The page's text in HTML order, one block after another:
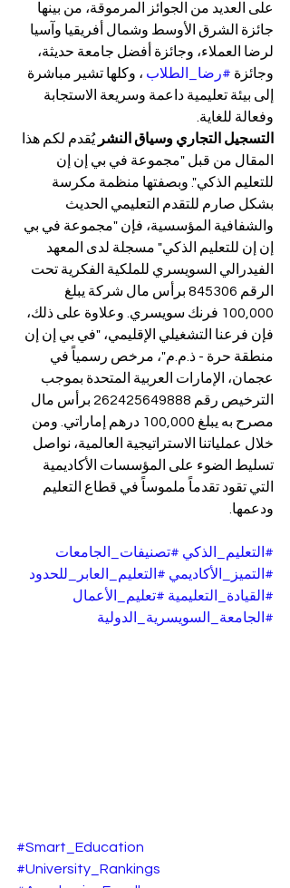
على العديد من الجوائز المرموقة، من بينها
جائزة الشرق الأوسط وشمال أفريقيا وآسيا
لرضا العملاء، وجائزة أفضل جامعة حديثة،
وجائزة #رضا_الطلاب ، وكلها تشير مباشرة
إلى بيئة تعليمية داعمة وسريعة الاستجابة
وفعالة للغاية.
التسجيل التجاري وسياق النشر يُقدم لكم هذا
المقال من قبل "مجموعة في بي إن إن
للتعليم الذكي". وبصفتها منظمة مكرسة
بشكل صارم للتقدم التعليمي الحديث
والشفافية المؤسسية، فإن "مجموعة في بي
إن إن للتعليم الذكي" مسجلة لدى المعهد
الفيدرالي السويسري للملكية الفكرية تحت
الرقم 845306 برأس مال شركة يبلغ
100,000 فرنك سويسري. وعلاوة على ذلك،
فإن فرعنا التشغيلي الإقليمي، "في بي إن إن
منطقة حرة - ذ.م.م"، مرخص رسمياً في
عجمان، الإمارات العربية المتحدة بموجب
الترخيص رقم 262425649888 برأس مال
مصرح به يبلغ 100,000 درهم إماراتي. ومن
خلال عملياتنا الاستراتيجية العالمية، نواصل
تسليط الضوء على المؤسسات الأكاديمية
التي تقود تقدماً ملموساً في قطاع التعليم
ودعمها.
#التعليم_الذكي #تصنيفات_الجامعات
#التميز_الأكاديمي #التعليم_العابر_للحدود
#القيادة_التعليمية #تعليم_الأعمال
#الجامعة_السويسرية_الدولية
#Smart_Education
#University_Rankings